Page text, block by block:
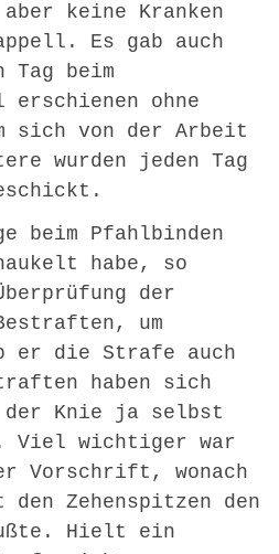
keine Kranken
Es gab auch
beim
erschienen ohne
sich von der Arbeit
wurden jeden Tag
beim Pfahlbinden
habe, so
der
um
er die Strafe auch
haben sich
der Knie ja selbst
Viel wichtiger war
Vorschrift, wonach
Zehenspitzen den
Hielt ein